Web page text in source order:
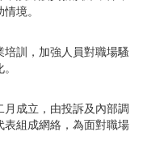
境。
訓，加強人員對職場騷
月成立，由投訴及內部調
組成網絡，為面對職場